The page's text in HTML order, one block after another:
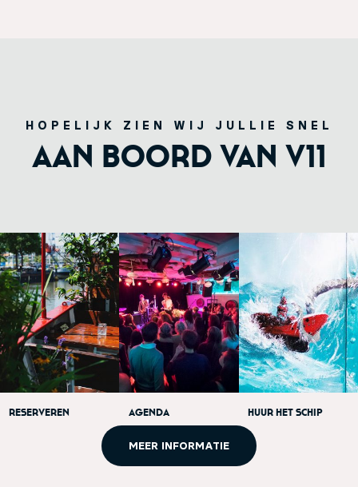
HOPELIJK ZIEN WIJ JULLIE SNEL
AAN BOORD VAN V11
Reserveren Agenda Huur het schip
MEER INFORMATIE